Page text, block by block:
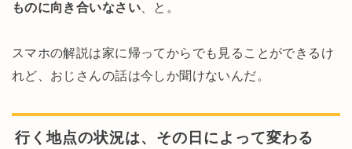
ものに向き合いなさい、と。
スマホの解説は家に帰ってからでも見ることができるけ
れど、おじさんの話は今しか聞けないんだ。
行く地点の状況は、その日によって変わる